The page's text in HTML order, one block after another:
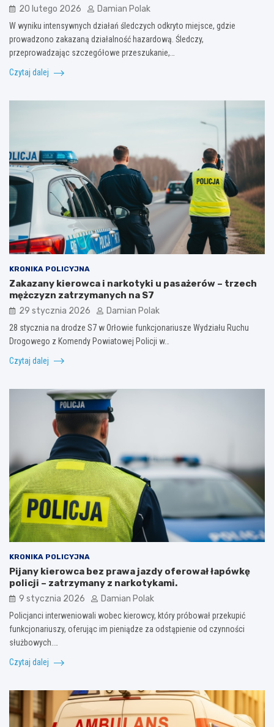
20 lutego 2026 Damian Polak
W wyniku intensywnych działań śledczych odkryto miejsce, gdzie
prowadzono zakazaną działalność hazardową. Śledczy,
przeprowadzając szczegółowe przeszukanie,…
Czytaj dalej
KRONIKA POLICYJNA
Zakazany kierowca i narkotyki u pasażerów – trzech
mężczyzn zatrzymanych na S7
29 stycznia 2026 Damian Polak
28 stycznia na drodze S7 w Orłowie funkcjonariusze Wydziału Ruchu
Drogowego z Komendy Powiatowej Policji w…
Czytaj dalej
KRONIKA POLICYJNA
Pijany kierowca bez prawa jazdy oferował łapówkę
policji – zatrzymany z narkotykami.
9 stycznia 2026 Damian Polak
Policjanci interweniowali wobec kierowcy, który próbował przekupić
funkcjonariuszy, oferując im pieniądze za odstąpienie od czynności
służbowych.…
Czytaj dalej